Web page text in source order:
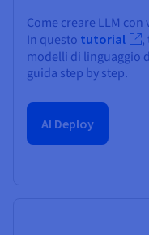
Come creare LLM con
In questo tutorial
,
modelli di linguaggio
guida step by step.
AI Deploy